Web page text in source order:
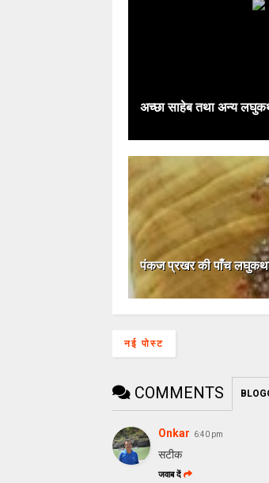
अच्छा साहेब तथा अन्य
पंकज प्रखर की पाँच
नई पोस्ट
COMMENTS
Onkar 6:40 pm
सटीक
जवाब दें